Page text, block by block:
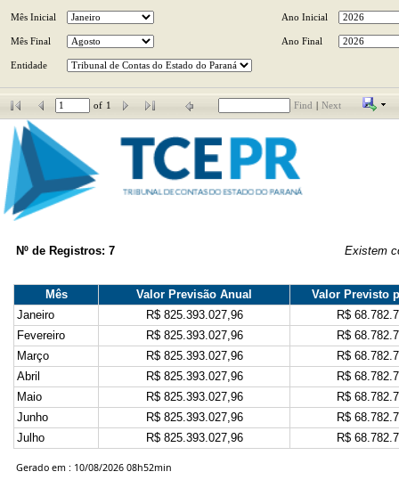
Mês Inicial Ano Inicial
Mês Final Ano Final
Entidade
of 1 Find Next
Nº de Registros: 7 Existem
Mês Valor Previsão Anual
Valor Previsto
Janeiro
R$ 825.393.027,96
R$
Fevereiro
R$ 825.393.027,96
R$
Março
R$ 825.393.027,96
R$
Abril
R$ 825.393.027,96
R$
Maio
R$ 825.393.027,96
R$
Junho
R$ 825.393.027,96
R$
Julho
R$ 825.393.027,96 R$
Gerado em : 10/08/2026 08h52min